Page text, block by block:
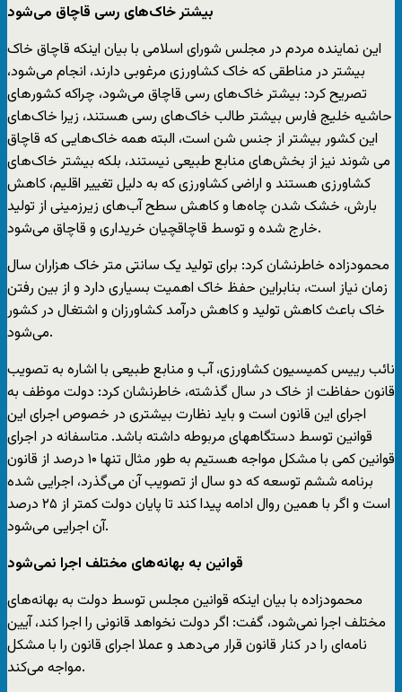
بیشتر خاک‌های رسی قاچاق می‌شود
این نماینده مردم در مجلس شورای اسلامی با بیان اینکه قاچاق خاک
بیشتر در مناطقی که خاک کشاورزی مرغوبی دارند، انجام می‌شود،
تصریح کرد: بیشتر خاک‌های رسی قاچاق می‌شود، چراکه کشورهای
حاشیه خلیج فارس بیشتر طالب خاک‌های رسی هستند، زیرا خاک‌های
این کشور بیشتر از جنس شن است، البته همه خاک‌هایی که قاچاق
می شوند نیز از بخش‌های منابع طبیعی نیستند، بلکه بیشتر خاک‌های
کشاورزی هستند و اراضی کشاورزی که به دلیل تغییر اقلیم، کاهش
بارش، خشک شدن چاه‌ها و کاهش سطح آب‌های زیرزمینی از تولید
خارج شده و توسط قاچاقچیان خریداری و قاچاق می‌شود.
محمودزاده خاطرنشان کرد: برای تولید یک سانتی متر خاک هزاران سال
زمان نیاز است، بنابراین حفظ خاک اهمیت بسیاری دارد و از بین رفتن
خاک باعث کاهش تولید و کاهش درآمد کشاورزان و اشتغال در کشور
می‌شود.
نائب رییس کمیسیون کشاورزی، آب و منابع طبیعی با اشاره به تصویب
قانون حفاظت از خاک در سال گذشته، خاطرنشان کرد: دولت موظف به
اجرای این قانون است و باید نظارت بیشتری در خصوص اجرای این
قوانین توسط دستگاههای مربوطه داشته باشد. متاسفانه در اجرای
قوانین کمی با مشکل مواجه هستیم به طور مثال تنها ۱۰ درصد از قانون
برنامه ششم توسعه که دو سال از تصویب آن می‌گذرد، اجرایی شده
است و اگر با همین روال ادامه پیدا کند تا پایان دولت کمتر از ۲۵ درصد
آن اجرایی می‌شود.
قوانین به بهانه‌های مختلف اجرا نمی‌شود
محمودزاده با بیان اینکه قوانین مجلس توسط دولت به بهانه‌های
مختلف اجرا نمی‌شود، گفت: اگر دولت نخواهد قانونی را اجرا کند، آیین
نامه‌ای را در کنار قانون قرار می‌دهد و عملا اجرای قانون را با مشکل
مواجه می‌کند.